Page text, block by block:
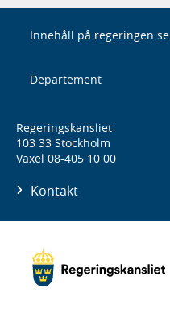
Innehåll på regeringen.se
Departement
Regeringskansliet
103 33 Stockholm
Växel 08-405 10 00
Kontakt